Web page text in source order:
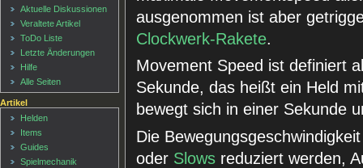
ausgenommen ist aber
Clockwerk-Rakete.
Movement Speed ist definiert
Sekunde, das heißt ein Held
bewegt sich in einer Sekunde
Die
oder Slows reduziert werden,
Aktuelle Diskussionen
Veraltete Artikel
ToDo Liste
Letzte Änderungen
Hilfe
Alle Seiten
Artikel
Helden
Items
Guides
Spielmechanik